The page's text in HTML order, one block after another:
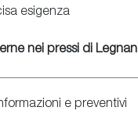
esigenza
nei pressi di
e preventivi